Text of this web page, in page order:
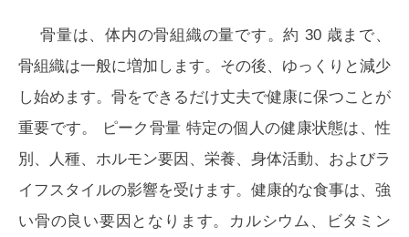
骨量は、体内の骨組織の量です。約 30 歳まで、
骨組織は一般に増加します。その後、ゆっくりと減少
し始めます。骨をできるだけ丈夫で健康に保つことが
重要です。
ピーク骨量 特定の個人の健康状態は、性
別、人種、ホルモン要因、栄養、身体活動、およびラ
イフスタイルの影響を受けます。健康的な食事は、強
い骨の良い要因となります。カルシウム、ビタミン